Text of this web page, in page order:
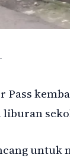
Pass
untuk